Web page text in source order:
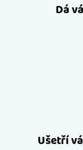
Dá
Ušetří